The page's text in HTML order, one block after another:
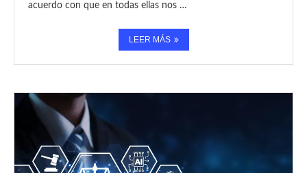
acuerdo con que en todas ellas nos …
LEER MÁS